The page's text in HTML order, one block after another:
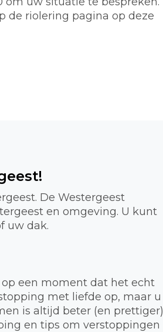
de riolering pagina op deze
De Westergeest
en omgeving. U kunt
uw dak.
een moment dat het echt
met liefde op, maar u
is altijd beter (en prettiger)
en tips om verstoppingen